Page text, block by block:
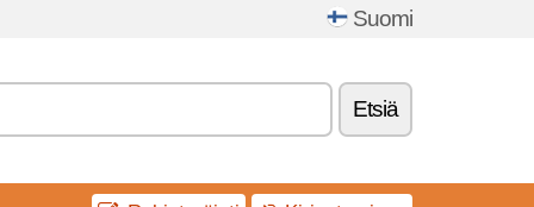
Suomi
Etsiä